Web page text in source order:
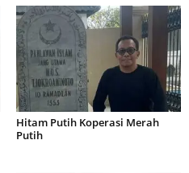
Hitam Putih Koperasi Merah
Putih